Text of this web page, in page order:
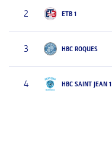
2 ETB 1
3 HBC ROQUES
4 HBC SAINT JEAN 1